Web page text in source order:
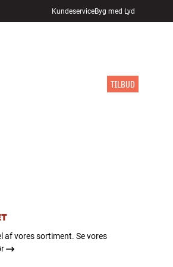
KundeserviceByg med Lyd
TILBUD
af vores sortiment. Se vores